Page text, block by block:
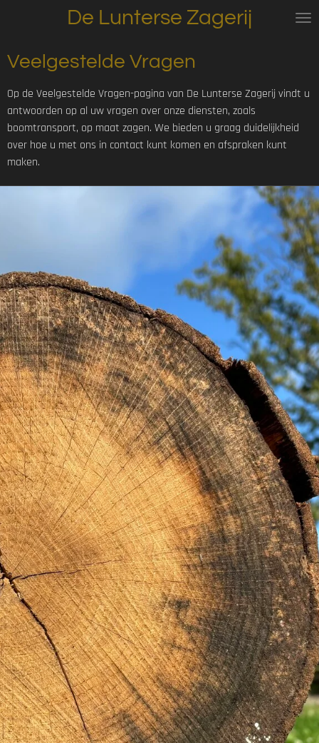
de
De Lunterse Zagerij
Veelgestelde Vragen
Op de Veelgestelde Vragen-pagina van De Lunterse Zagerij vindt u
antwoorden op al uw vragen over onze diensten, zoals
boomtransport, op maat zagen. We bieden u graag duidelijkheid
over hoe u met ons in contact kunt komen en afspraken kunt
maken.